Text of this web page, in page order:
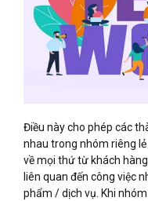
Điều này cho phép các
nhau trong nhóm riêng
về mọi thứ từ khách
liên quan đến công việc
phẩm / dịch vụ. Khi